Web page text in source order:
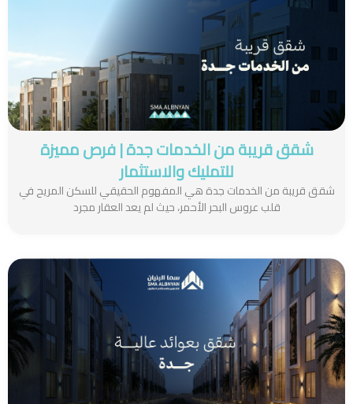
شقق قريبة من الخدمات جدة | فرص مميزة
للتمليك والاستثمار
شقق قريبة من الخدمات جدة هي المفهوم الحقيقي للسكن المريح في
قلب عروس البحر الأحمر، حيث لم يعد العقار مجرد